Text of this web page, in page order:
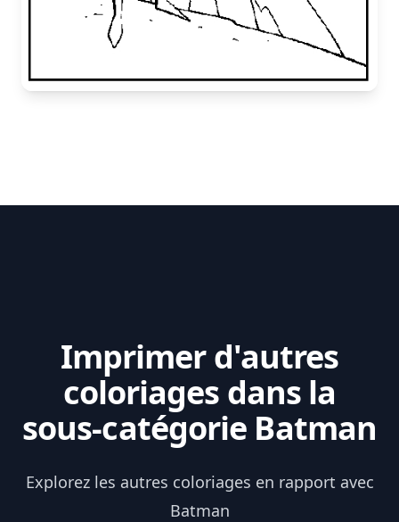
Imprimer d'autres
coloriages dans la
sous-catégorie Batman
Explorez les autres coloriages en rapport avec
Batman